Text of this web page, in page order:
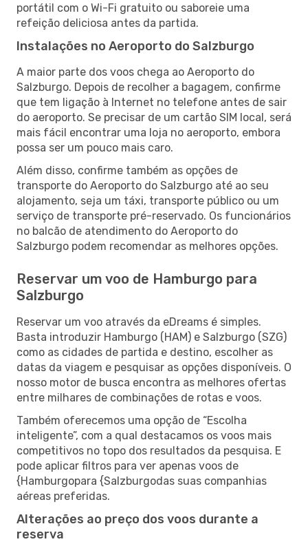
portátil com o Wi-Fi gratuito ou saboreie uma
refeição deliciosa antes da partida.
Instalações no Aeroporto do Salzburgo
A maior parte dos voos chega ao Aeroporto do
Salzburgo. Depois de recolher a bagagem, confirme
que tem ligação à Internet no telefone antes de sair
do aeroporto. Se precisar de um cartão SIM local, será
mais fácil encontrar uma loja no aeroporto, embora
possa ser um pouco mais caro.
Além disso, confirme também as opções de
transporte do Aeroporto do Salzburgo até ao seu
alojamento, seja um táxi, transporte público ou um
serviço de transporte pré-reservado. Os funcionários
no balcão de atendimento do Aeroporto do
Salzburgo podem recomendar as melhores opções.
Reservar um voo de Hamburgo para
Salzburgo
Reservar um voo através da eDreams é simples.
Basta introduzir Hamburgo (HAM) e Salzburgo (SZG)
como as cidades de partida e destino, escolher as
datas da viagem e pesquisar as opções disponíveis. O
nosso motor de busca encontra as melhores ofertas
entre milhares de combinações de rotas e voos.
Também oferecemos uma opção de “Escolha
inteligente”, com a qual destacamos os voos mais
competitivos no topo dos resultados da pesquisa. E
pode aplicar filtros para ver apenas voos de
{Hamburgopara {Salzburgodas suas companhias
aéreas preferidas.
Alterações ao preço dos voos durante a
reserva